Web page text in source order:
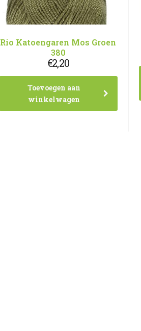
Rio Katoengaren Mos Groen
380
€2,20
Toevoegen aan
winkelwagen